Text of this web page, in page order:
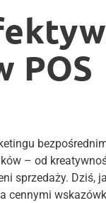
POS
– od
sprzedaży. Dziś,
cennymi